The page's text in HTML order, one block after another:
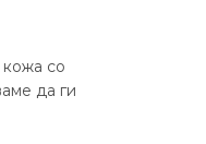
кожа со
да ги